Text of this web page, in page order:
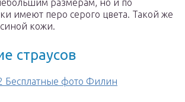
размерам, но и по
имеют перо серого цвета. Такой же
кожи.
страусов
Бесплатные фото Филин